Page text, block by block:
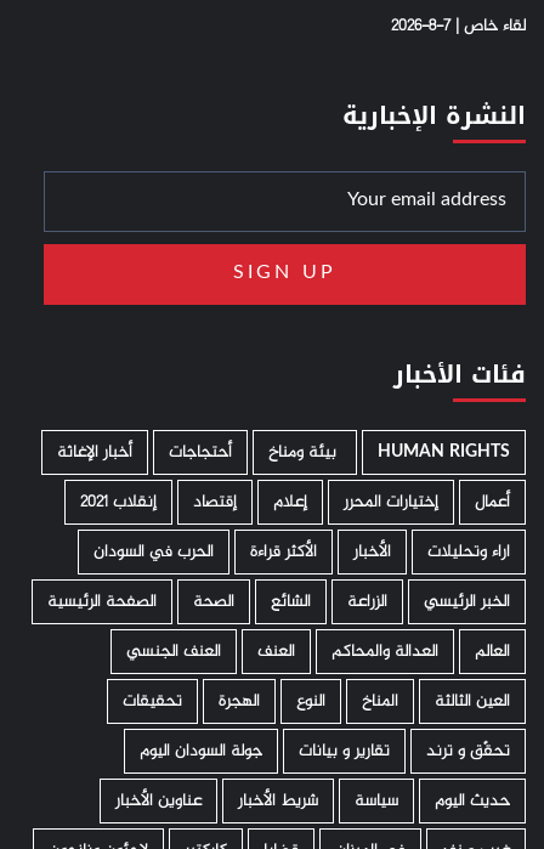
لقاء خاص | 7-8-2026
النشرة الإخبارية
فئات الأخبار
HUMAN RIGHTS ­ بيئة ومناخ أحتجاجات
أخبار الإغاثة
أعمال
إختيارات المحرر إعلام إقتصاد
إنقلاب 2021
اراء وتحليلات
الأخبار الأكثر قراءة
الحرب في السودان
الخبر الرئيسي
الزراعة الشائع الصحة
الصفحة الرئيسية
العالم
العدالة والمحاكم العنف
العنف الجنسي
العين الثالثة
المناخ النوع الهجرة
تحقيقات
تحقّق و ترند
تقارير و بيانات
جولة السودان اليوم
حديث اليوم
سياسة شريط الأخبار
عناوين الأخبار